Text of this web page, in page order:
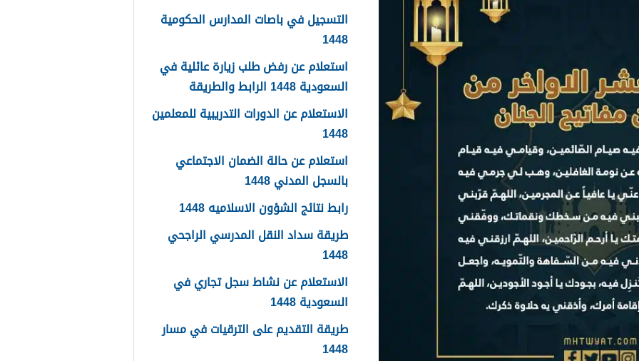
التسجيل في باصات المدارس الحكومية
1448
استعلام عن رفض طلب زيارة عائلية في
السعودية 1448 الرابط والطريقة
الاستعلام عن الدورات التدريبية للمعلمين
1448
استعلام عن حالة الضمان الاجتماعي
بالسجل المدني 1448
رابط نتائج الشؤون الاسلاميه 1448
طريقة سداد النقل المدرسي الراجحي
1448
الاستعلام عن نشاط سجل تجاري في
السعودية 1448
طريقة التقديم على الترقيات في مسار
1448